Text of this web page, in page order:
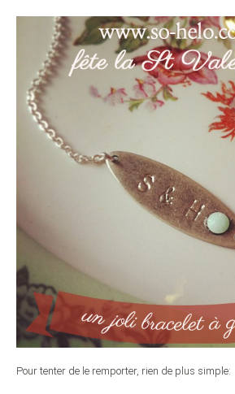
Pour tenter de le remporter, rien de plus simple: